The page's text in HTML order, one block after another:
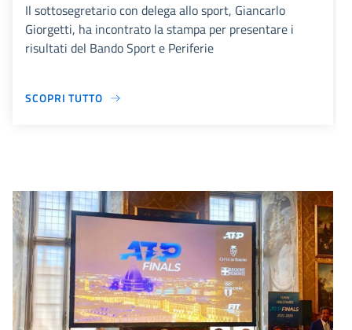
Il sottosegretario con delega allo sport, Giancarlo
Giorgetti, ha incontrato la stampa per presentare i
risultati del Bando Sport e Periferie
SCOPRI TUTTO